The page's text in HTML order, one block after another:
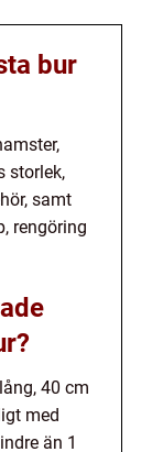
bur
storlek,
samt
rengöring
40 cm
med
än 1